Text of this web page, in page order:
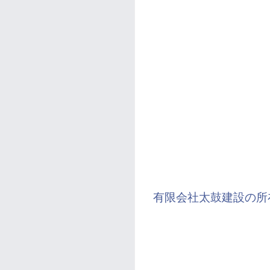
有限会社太鼓建設の